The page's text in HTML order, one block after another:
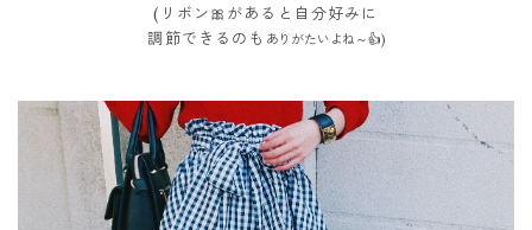
(リボン🎀があると自分好みに
調節できるのも ありがたいよね～👍)